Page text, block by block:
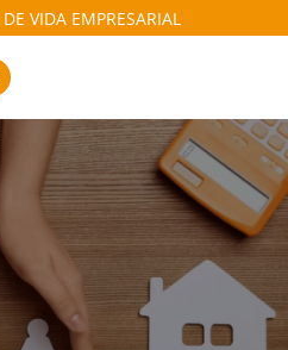
VIDA EMPRESARIAL